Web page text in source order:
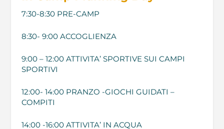
7:30-8:30 PRE-CAMP
8:30- 9:00 ACCOGLIENZA
9:00 – 12:00 ATTIVITA’ SPORTIVE SUI CAMPI
SPORTIVI
12:00- 14:00 PRANZO -GIOCHI GUIDATI –
COMPITI
14:00 -16:00 ATTIVITA’ IN ACQUA